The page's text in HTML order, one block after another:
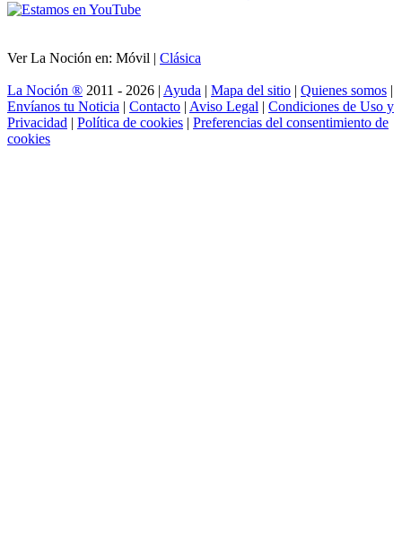
Ver La Noción en: Móvil | Clásica
La Noción ® 2011 - 2026 | Ayuda | Mapa del sitio | Quienes somos |
Envíanos tu Noticia | Contacto | Aviso Legal | Condiciones de Uso y
Privacidad | Política de cookies | Preferencias del consentimiento de
cookies